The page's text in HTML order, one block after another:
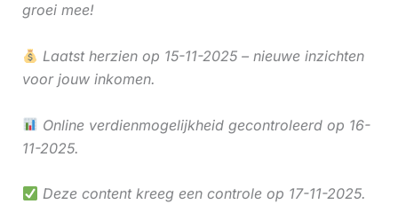
groei mee!
Laatst herzien op 15-11-2025 – nieuwe inzichten
voor jouw inkomen.
Online verdienmogelijkheid gecontroleerd op 16-
11-2025.
Deze content kreeg een controle op 17-11-2025.